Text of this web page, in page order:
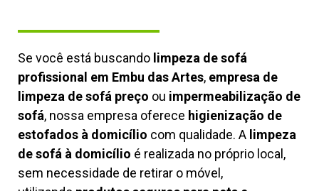
Se você está buscando limpeza de sofá
profissional em Embu das Artes, empresa de
limpeza de sofá preço ou impermeabilização de
sofá, nossa empresa oferece higienização de
estofados à domicílio com qualidade. A limpeza
de sofá à domicílio é realizada no próprio local,
sem necessidade de retirar o móvel,